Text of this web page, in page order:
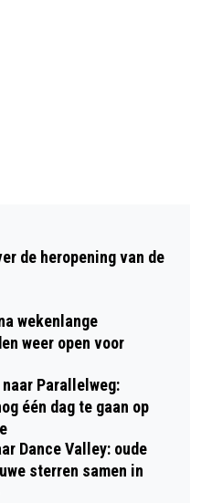
AAN ZEE
UIT TOT
de heropening van de
wekenlange
weer open voor
Parallelweg:
één dag te gaan op
Dance Valley: oude
sterren samen in